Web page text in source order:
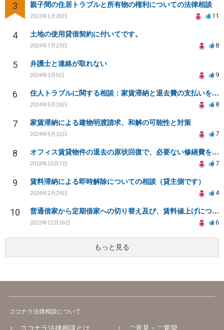
3 親子間の住居トラブルと所有物の権利についての法律相談
2022年1月29日 11
4 土地の使用貸借契約に付いてです。
2024年7月23日 8
5 弁護士と連絡が取れない
2024年3月5日 9
6 住人トラブルに関する相談：家賃滞納と退去費の支払いを拒否され、管理鍵の横領も発生
2024年5月18日 8
7 家賃滞納による建物明渡請求、和解の可能性と対策
2024年5月15日 7
8 オフィス賃貸物件の退去の原状回復で、必要ない修繕費を請求されている
2018年10月7日 7
9 賃料滞納による即時解除についての相談（貸主側です）
2024年2月24日 4
10 普通借家から定期借家への切り替え及び、賃料値上げについて
2022年11月16日 6
もっと見る
ココナラ法律相談について
ココナラ法律相談とは ご意見・ご要望